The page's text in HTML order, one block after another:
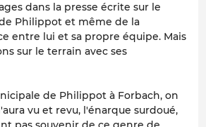
dans la presse écrite sur le
Philippot et même de la
entre lui et sa propre équipe. Mais
sur le terrain avec ses
de Philippot à Forbach, on
vu et revu, l'énarque surdoué,